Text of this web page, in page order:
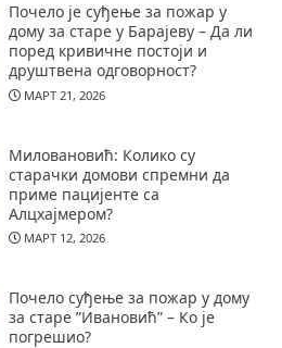
Почело је суђење за пожар у
дому за старе у Барајеву – Да ли
поред кривичне постоји и
друштвена одговорност?
МАРТ 21, 2026
Миловановић: Колико су
старачки домови спремни да
приме пацијенте са
Алцхајмером?
МАРТ 12, 2026
Почело суђење за пожар у дому
за старе ”Ивановић” – Ко је
погрешио?